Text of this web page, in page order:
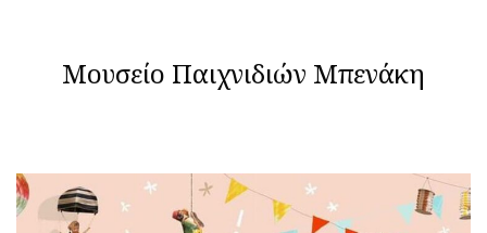
Μουσείο Παιχνιδιών Μπενάκη